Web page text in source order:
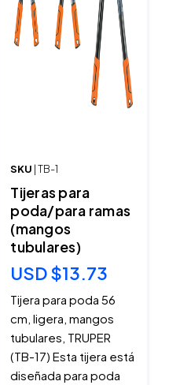
SKU | TB-1
Tijeras para
poda/para ramas
(mangos
tubulares)
USD $13.73
Tijera para poda 56
cm, ligera, mangos
tubulares, TRUPER
(TB-17) Esta tijera está
diseñada para poda